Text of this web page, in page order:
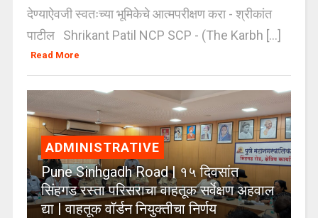
देण्याऐवजी स्वतःच्या भूमिकेचे आत्मपरीक्षण करा - श्रीकांत
पाटील Shrikant Patil NCP SCP - (The Karbh [...]
Read More
ADMINISTRATIVE
Pune Sinhgadh Road | १५ दिवसांत
सिंहगड रस्ता परिसराचा वाहतूक सर्वेक्षण अहवाल
द्या | वाहतूक वॉर्डन नियुक्तीचा निर्णय